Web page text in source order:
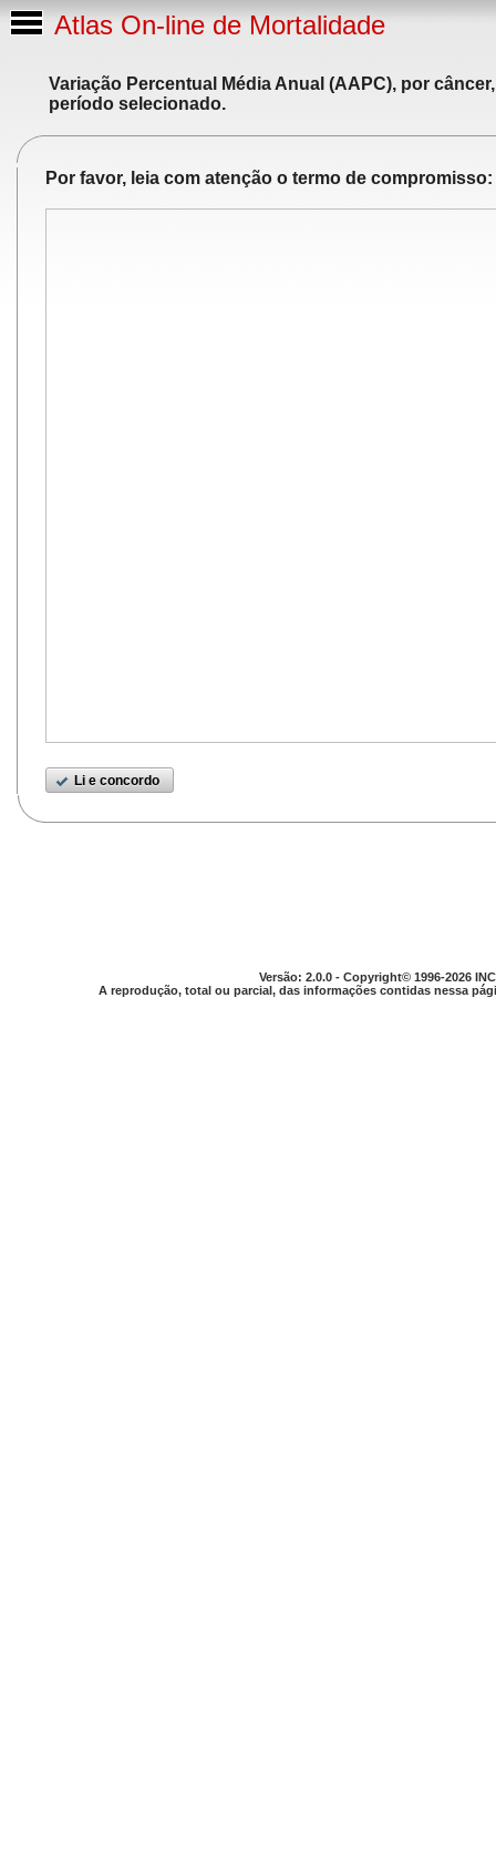
Atlas On-line de Mortalidade
Variação Percentual Média Anual (AAPC), por
período selecionado.
Por favor, leia com atenção o termo de compromisso:
Li e concordo
Versão: 2.0.0 - Copyright© 1996-2026
A reprodução, total ou parcial, das informações contidas nessa